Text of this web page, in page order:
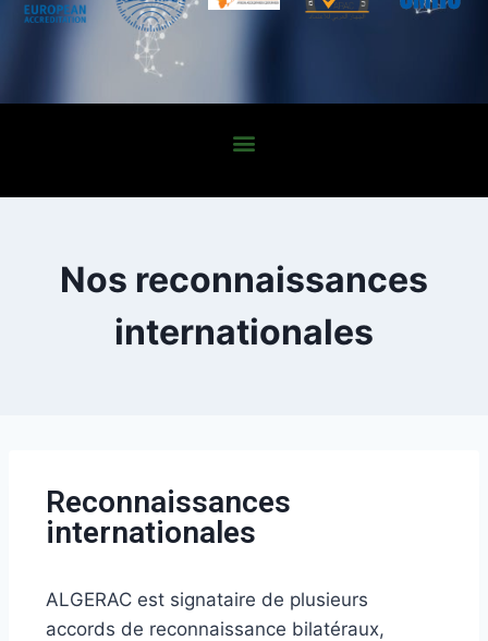
Nos reconnaissances
internationales
Reconnaissances
internationales
ALGERAC est signataire de plusieurs
accords de reconnaissance bilatéraux,